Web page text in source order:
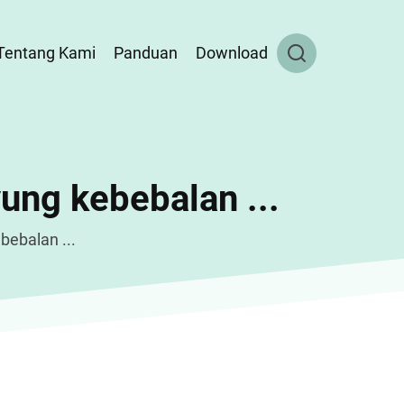
Kami Panduan Download
kebebalan ...
...